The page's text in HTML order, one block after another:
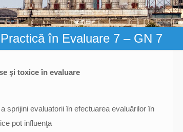
în Evaluare 7 – GN 7
şi toxice în evaluare
sprijini evaluatorii în efectuarea evaluărilor în
pot influenţa